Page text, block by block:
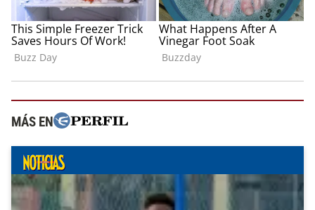
MÁS EN